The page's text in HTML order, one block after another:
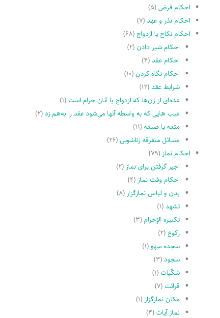
احکام قرض(۵)
احکام نذر و عهد(۷)
احکام نکاح یا ازدواج(۶۸)
احکام شیر دادن(۲)
احکام عقد(۴)
احکام نگاه کردن(۱۰)
شرایط عقد(۱۲)
عده‌اى از زن‌ها که ازدواج با آنان حرام است(۱)
عیب هایى که به واسطه آنها مى‌شود عقد را به‌هم زد(۲)
متعه یا صیغه(۱۱)
مسائل متفرقه زناشویى(۲۶)
احکام نماز (۷۹)
اجیر گرفتن براى نماز (۲)
احکام وقت نماز (۴)
بدن و لباس نمازگزار (۸)
تشهد(۱)
تکبیره الإحرام(۳)
رکوع(۲)
سجده سهو(۱)
سجود(۳)
شکّیات(۱)
قرائت(۷)
مکان نمازگزار (۱)
نماز آیات(۴)